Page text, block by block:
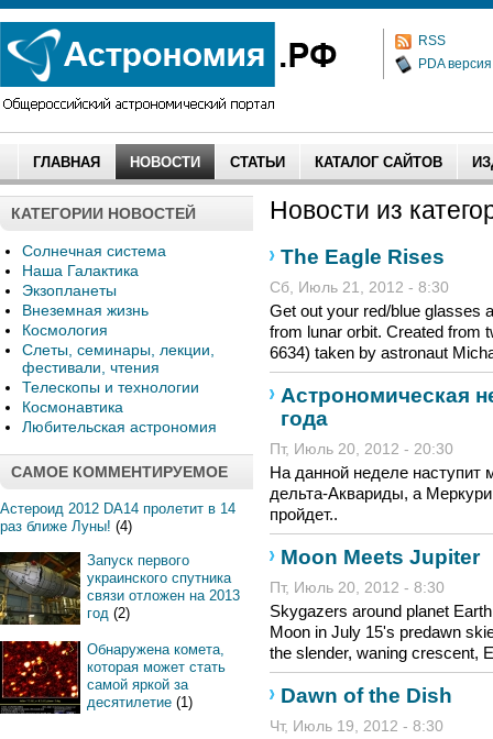
RSS
PDA версия
ГЛАВНАЯ НОВОСТИ СТАТЬИ КАТАЛОГ САЙТОВ
КАТЕГОРИИ НОВОСТЕЙ
Солнечная система
Наша Галактика
Экзопланеты
Внеземная жизнь
Космология
Слеты, семинары, лекции,
фестивали, чтения
Телескопы и технологии
Космонавтика
Любительская астрономия
САМОЕ КОММЕНТИРУЕМОЕ
Астероид 2012 DA14 пролетит в 14
раз ближе Луны! (4)
Запуск первого
украинского спутника
связи отложен на 2013
год (2)
Обнаружена комета,
которая может стать
самой яркой за
десятилетие (1)
Новости из
The Eagle Rises
Сб, Июль 21, 2012 - 8:30
Get out your red/blue glasses
from lunar orbit. Created from
6634) taken by astronaut
Астрономическая
года
Пт, Июль 20, 2012 - 20:30
На данной неделе наступит
дельта-Аквариды, а
пройдет..
Moon Meets Jupiter
Пт, Июль 20, 2012 - 8:30
Skygazers around planet
Moon in July 15's predawn
the slender, waning crescent,
Dawn of the Dish
Чт, Июль 19, 2012 - 8:30